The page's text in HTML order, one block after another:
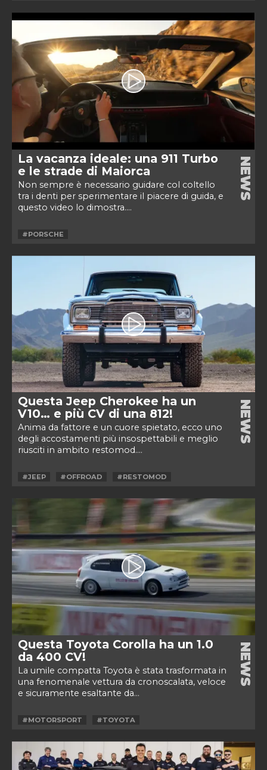
La vacanza ideale: una 911 Turbo
e le strade di Maiorca
Non sempre è necessario guidare col coltello
tra i denti per sperimentare il piacere di guida, e
questo video lo dimostra....
NEWS
#PORSCHE
Questa Jeep Cherokee ha un
V10… e più CV di una 812!
Anima da fattore e un cuore spietato, ecco uno
degli accostamenti più insospettabili e meglio
riusciti in ambito restomod....
NEWS
#JEEP #OFFROAD #RESTOMOD
Questa Toyota Corolla ha un 1.0
da 400 CV!
La umile compatta Toyota è stata trasformata in
una fenomenale vettura da cronoscalata, veloce
e sicuramente esaltante da...
NEWS
#MOTORSPORT #TOYOTA